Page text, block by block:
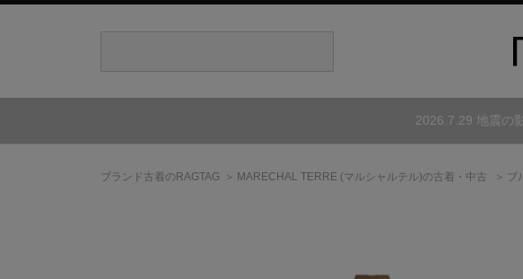
2026.7.29 地震の
ブランド古着のRAGTAG MARECHAL TERRE (マルシャルテル)の古着・中古 ブ